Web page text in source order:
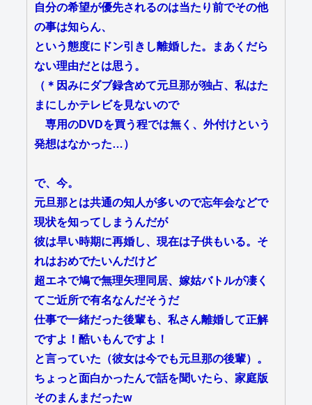
自分の希望が優先されるのは当たり前でその他
の事は知らん、
という態度にドン引きし離婚した。まあくだら
ない理由だとは思う。
（＊因みにダブ録含めて元旦那が独占、私はた
まにしかテレビを見ないので
専用のDVDを買う程では無く、外付けという
発想はなかった…）
で、今。
元旦那とは共通の知人が多いので忘年会などで
現状を知ってしまうんだが
彼は早い時期に再婚し、現在は子供もいる。そ
れはおめでたいんだけど
超エネで鳩で無理矢理同居、嫁姑バトルが凄く
てご近所で有名なんだそうだ
仕事で一緒だった後輩も、私さん離婚して正解
ですよ！酷いもんですよ！
と言っていた（彼女は今でも元旦那の後輩）。
ちょっと面白かったんで話を聞いたら、家庭版
そのまんまだったw